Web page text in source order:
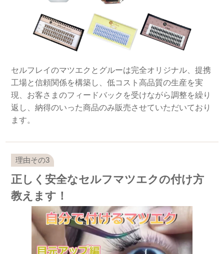
セルフレイのマツエクとグルーは完全オリジナル、提携
工場と信頼関係を構築し、低コスト高品質の生産を実
現、お客さまのフィードバックを受けながら調整を繰り
返し、納得のいった商品のみ販売させていただいており
ます。
正しく安全なセルフマツエクの付け方
教えます！